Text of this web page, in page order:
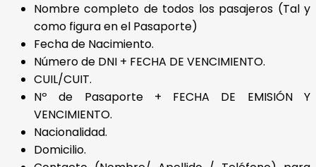
Nombre completo de todos los pasajeros (Tal y
como figura en el Pasaporte)
Fecha de Nacimiento.
Número de DNI + FECHA DE VENCIMIENTO.
CUIL/CUIT.
Nº de Pasaporte + FECHA DE EMISIÓN Y
VENCIMIENTO.
Nacionalidad.
Domicilio.